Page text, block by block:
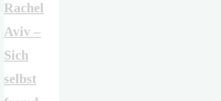
Zug"
Rachel
Aviv –
Sich
selbst